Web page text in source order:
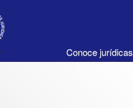
Conoce jurídicas